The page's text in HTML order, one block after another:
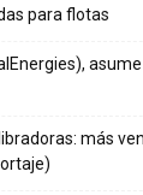
para flotas
más